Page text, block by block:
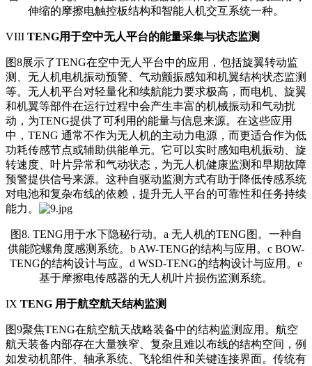
伸缩的摩擦电触控板结构和智能人机交互系统一种。
VIII TENG用于空中无人平台的能量采集与状态监测
图8展示了TENG在空中无人平台中的应用，包括旋翼转动监
测、无人机电机振动预警、气动颤振感知和机翼结构状态监测
等。无人机平台对轻量化和续航能力要求极高，而电机、旋翼
和机翼等部件在运行过程中会产生丰富的机械振动和气动扰
动，为TENG提供了可利用的能量与信息来源。在这些应用
中，TENG 通常不作为无人机的主动力电源，而更适合作为低
功耗传感节点或辅助供能单元。它可以实时感知电机振动、旋
转速度、叶片异常和气动状态，为无人机健康监测和早期故障
预警提供信号来源。这种自驱动监测方式有助于降低传感系统
对电池和复杂布线的依赖，提升无人平台的可靠性和任务持续
能力。
图8. TENG用于水下隐秘行动。a 无人机的TENG图。一种自
供能陀螺角度感测系统。b AW-TENG的结构与应用。c BOW-
TENG的结构设计与应。d WSD-TENG的结构设计与应用。e
基于摩擦电传感器的无人机叶片损伤监测系统。
IX TENG 用于航空航天结构监测
图9聚焦TENG在航空航天战略装备中的结构监测应用。航空
航天装备内部存在大量狭窄、复杂且难以布线的结构空间，例
如发动机部件、轴承系统、飞轮组件和关键连接界面。传统有